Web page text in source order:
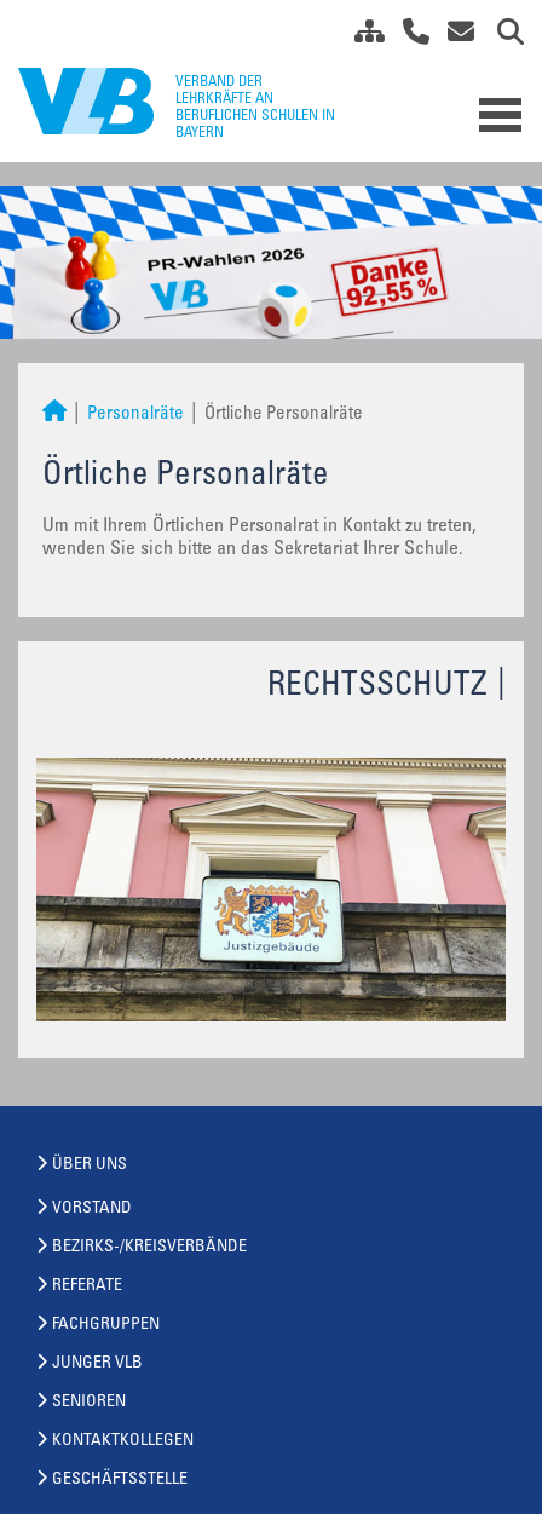
RECHTSSCHUTZ
Personalräte Örtliche Personalräte
Örtliche Personalräte
Um mit Ihrem Örtlichen Personalrat in Kontakt zu treten,
wenden Sie sich bitte an das Sekretariat Ihrer Schule.
ÜBER UNS
VORSTAND
BEZIRKS-/KREISVERBÄNDE
REFERATE
FACHGRUPPEN
JUNGER VLB
SENIOREN
KONTAKTKOLLEGEN
GESCHÄFTSSTELLE